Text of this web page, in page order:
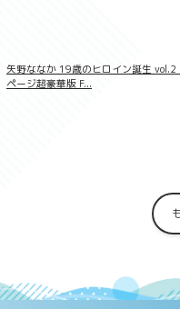
矢野ななか 19歳のヒロイン誕生 vol.2
ページ超豪華版 F...